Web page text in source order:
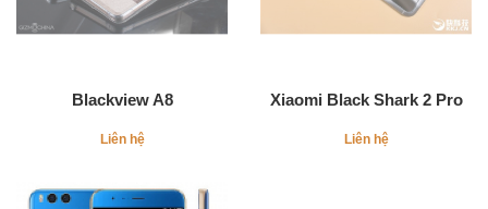
Blackview A8
Liên hệ
Xiaomi Black Shark 2 Pro
Liên hệ